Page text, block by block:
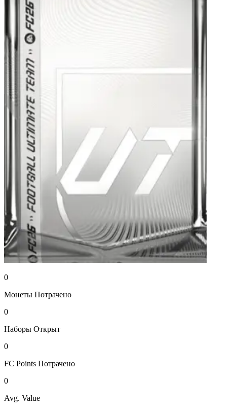
0
Монеты Потрачено
0
Наборы Открыт
0
FC Points Потрачено
0
Avg. Value